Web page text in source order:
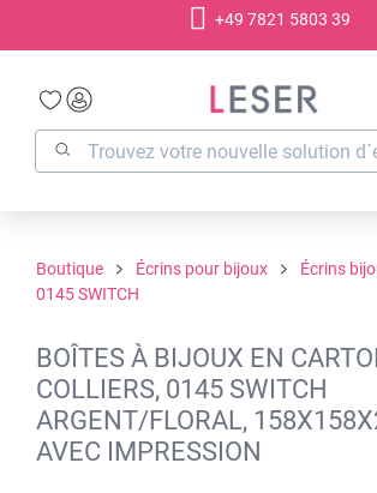
+49 7821 5803 39
Boutique Écrins pour bijoux
Écrins
0145 SWITCH
BOÎTES À BIJOUX EN
COLLIERS, 0145 SWITCH
ARGENT/FLORAL,
AVEC IMPRESSION